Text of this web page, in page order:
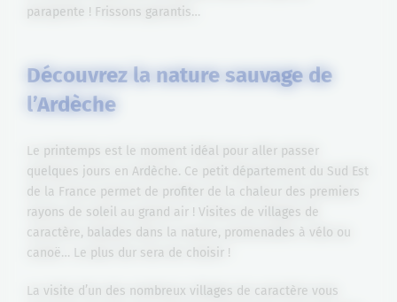
parapente ! Frissons garantis…
Découvrez la nature sauvage de
l’Ardèche
Le printemps est le moment idéal pour aller passer
quelques jours en Ardèche. Ce petit département du Sud Est
de la France permet de profiter de la chaleur des premiers
rayons de soleil au grand air ! Visites de villages de
caractère, balades dans la nature, promenades à vélo ou
canoë… Le plus dur sera de choisir !
La visite d’un des nombreux villages de caractère vous